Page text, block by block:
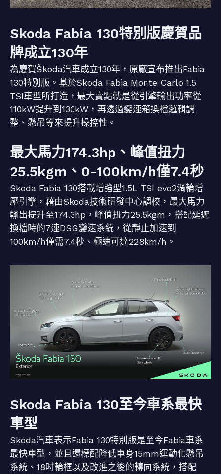
Skoda Fabia 130特別版慶賀品
牌成立130年
為慶賀Škoda汽車成立130年，原廠宣布推出Fabia
130特別版。基於Skoda Fabia Monte Carlo 1.5
TSI車型所打造，最大賣點就是從引擎輸出功率從
110kW提升到130kW，再透過變速箱換檔邏輯調
整、懸吊等來提升操控性。
最大馬力174.3hp、峰值扭力
25.5kgm、0-100km/h僅7.4秒
Skoda Fabia 130搭載增強型1.5L TSI evo2渦輪增
壓引擎，藉由Skoda技術研發中心調校，最大馬力
輸出提升至174.3hp，峰值扭力25.5kgm，搭配延遲
換檔時的7速DSG變速系統，從靜止加速到
100km/h僅需7.4秒、極速可達228km/h。
Skoda Fabia 130至今車系最快
車型
Skoda汽車表示Fabia 130特別版是至今Fabia車系
最快車型，並且還標配降低車身15mm運動化懸吊
系統、18吋輪框以及改進之後的轉向系統，搭配